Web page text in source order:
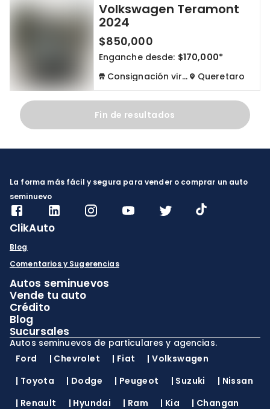
Volkswagen Teramont
2024
$850,000
Enganche desde: $170,000*
Consignación virtual
Queretaro
Fin de resultados
La forma más fácil y segura para vender o comprar un auto
seminuevo
ClikAuto
Blog
Comentarios y Sugerencias
Autos seminuevos
Vende tu auto
Crédito
Blog
Sucursales
Autos seminuevos de particulares y agencias.
Ford
| Chevrolet | Fiat |Volkswagen
| Toyota | Dodge | Peugeot | Suzuki | Nissan
| Renault | Hyundai | Ram | Kia | Changan